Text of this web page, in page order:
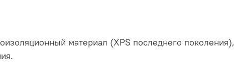
материал (XPS последнего поколения),